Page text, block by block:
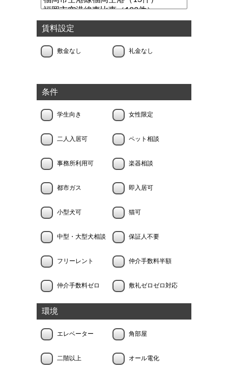
賃料設定
敷金なし 礼金なし
条件
学生向き 女性限定
二人入居可 ペット相談
事務所利用可 楽器相談
都市ガス 即入居可
小型犬可 猫可
中型・大型犬相談 保証人不要
フリーレント 仲介手数料半額
仲介手数料ゼロ 敷礼ゼロゼロ対応
環境
エレベーター 角部屋
二階以上 オール電化